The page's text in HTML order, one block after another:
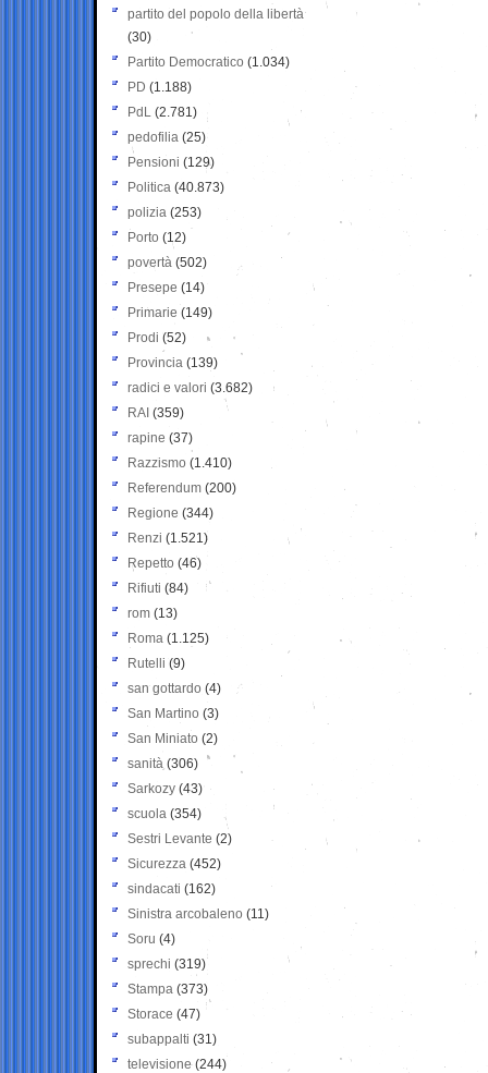
partito del popolo della libertà
(30)
Partito Democratico (1.034)
PD (1.188)
PdL (2.781)
pedofilia (25)
Pensioni (129)
Politica (40.873)
polizia (253)
Porto (12)
povertà (502)
Presepe (14)
Primarie (149)
Prodi (52)
Provincia (139)
radici e valori (3.682)
RAI (359)
rapine (37)
Razzismo (1.410)
Referendum (200)
Regione (344)
Renzi (1.521)
Repetto (46)
Rifiuti (84)
rom (13)
Roma (1.125)
Rutelli (9)
san gottardo (4)
San Martino (3)
San Miniato (2)
sanità (306)
Sarkozy (43)
scuola (354)
Sestri Levante (2)
Sicurezza (452)
sindacati (162)
Sinistra arcobaleno (11)
Soru (4)
sprechi (319)
Stampa (373)
Storace (47)
subappalti (31)
televisione(244)